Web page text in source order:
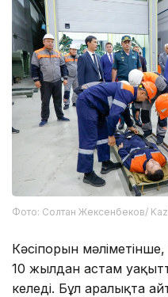
Фото: Солтан Жексенбеков/
Кәсіпорын
10 жылдан астам
келеді. Бұл аралықта